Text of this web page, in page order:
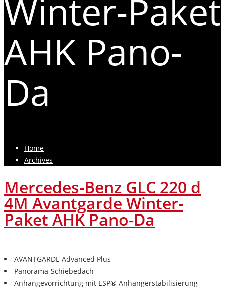
Winter-Paket
AHK Pano-
Da
Home
Archives
Mercedes-Benz GLC 220 d
4M Avantgarde Winter-
Paket AHK Pano-Da
AVANTGARDE Advanced Plus
Panorama-Schiebedach
Anhängevorrichtung mit ESP® Anhängerstabilisierung